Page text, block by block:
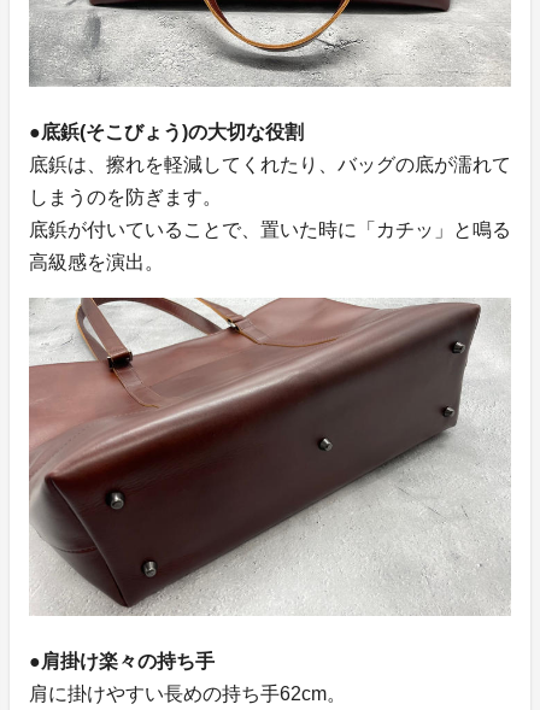
●底鋲(そこびょう)の大切な役割
底鋲は、擦れを軽減してくれたり、バッグの底が濡れて
しまうのを防ぎます。
底鋲が付いていることで、置いた時に「カチッ」と鳴る
高級感を演出。
●肩掛け楽々の持ち手
肩に掛けやすい長めの持ち手62cm。